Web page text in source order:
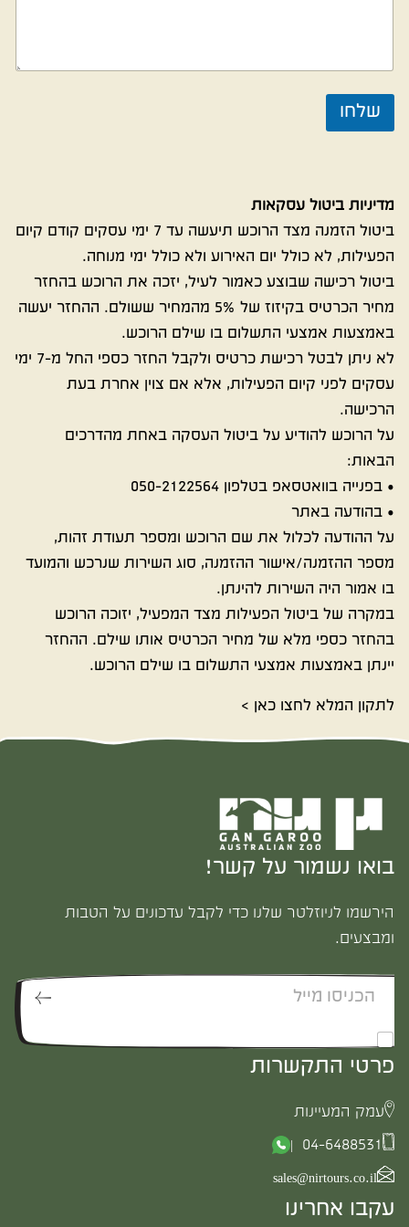
t
a
t
+
1
שלחו
מדיניות ביטול עסקאות
ביטול הזמנה מצד הרוכש תיעשה עד 7 ימי עסקים קודם קיום
הפעילות, לא כולל יום האירוע ולא כולל ימי מנוחה.
ביטול רכישה שבוצע כאמור לעיל, יזכה את הרוכש בהחזר
מחיר הכרטיס בקיזוז של 5% מהמחיר ששולם. ההחזר יעשה
באמצעות אמצעי התשלום בו שילם הרוכש.
לא ניתן לבטל רכישת כרטיס ולקבל החזר כספי החל מ-7 ימי
עסקים לפני קיום הפעילות, אלא אם צוין אחרת בעת
הרכישה.
על הרוכש להודיע על ביטול העסקה באחת מהדרכים
הבאות:
• בפנייה בוואטסאפ בטלפון 050-2122564
• בהודעה באתר
על ההודעה לכלול את שם הרוכש ומספר תעודת זהות,
מספר ההזמנה/אישור ההזמנה, סוג השירות שנרכש והמועד
בו אמור היה השירות להינתן.
במקרה של ביטול הפעילות מצד המפעיל, יזוכה הרוכש
בהחזר כספי מלא של מחיר הכרטיס אותו שילם. ההחזר
יינתן באמצעות אמצעי התשלום בו שילם הרוכש.
לתקון המלא לחצו כאן >
פרטי התקשרות
עמק המעיינות
04-6488531 |
sales@nirtours.co.il
עקבו אחרינו
בואו נשמור על קשר!
הירשמו לניוזלטר שלנו כדי לקבל עדכונים על הטבות
ומבצעים.
*